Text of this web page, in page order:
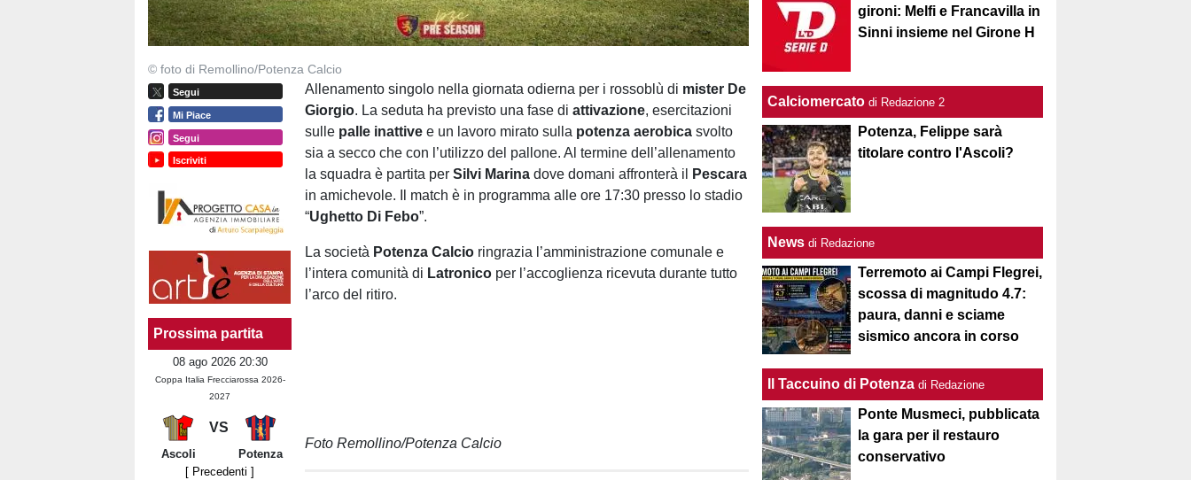
© foto di Remollino/Potenza Calcio
Segui
Mi Piace
Segui
Iscriviti
Prossima partita
08 ago 2026 20:30
Coppa Italia Frecciarossa 2026-
2027
VS
Ascoli
Potenza
[ Precedenti ]
Allenamento singolo nella giornata odierna per i rossoblù di mister De
Giorgio. La seduta ha previsto una fase diattivazione, esercitazioni
sulle palle inattive e un lavoro mirato sulla potenza aerobica svolto
sia a secco che con l’utilizzo del pallone. Al termine dell’allenamento
la squadra è partita perSilvi Marina dove domani affronterà il
Pescara
in amichevole. Il match è in programma alle ore 17:30 presso lo stadio
“Ughetto Di Febo”.
La società Potenza Calcio ringrazia l’amministrazione comunale e
l’intera comunità di Latronico per l’accoglienza ricevuta durante tutto
l’arco del ritiro.
Foto Remollino/Potenza Calcio
gironi: Melfi e Francavilla in
Sinni insieme nel Girone H
Calciomercato di Redazione 2
Potenza, Felippe sarà
titolare contro l'Ascoli?
News di Redazione
Terremoto ai Campi Flegrei,
scossa di magnitudo 4.7:
paura, danni e sciame
sismico ancora in corso
Il Taccuino di Potenza di Redazione
Ponte Musmeci, pubblicata
la gara per il restauro
conservativo